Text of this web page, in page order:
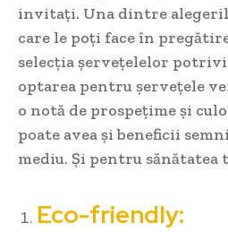
invitați. Una dintre
care le poți face în
selecția șervețelelor
optarea pentru șervețele
o notă de prospețime și
poate avea și beneficii
mediu. Și pentru sănătatea
Eco-friendly: